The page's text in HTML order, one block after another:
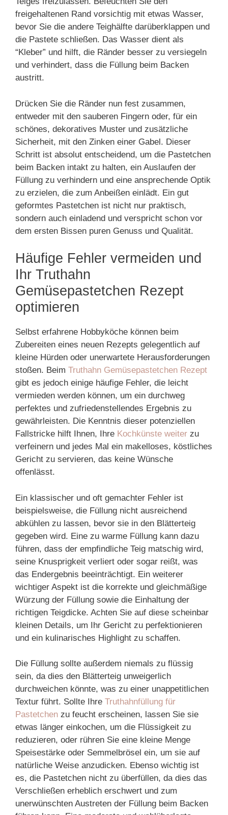
freigehaltenen Rand vorsichtig mit etwas Wasser,
bevor Sie die andere Teighälfte darüberklappen und
die Pastete schließen. Das Wasser dient als
“Kleber” und hilft, die Ränder besser zu versiegeln
und verhindert, dass die Füllung beim Backen
austritt.
Drücken Sie die Ränder nun fest zusammen,
entweder mit den sauberen Fingern oder, für ein
schönes, dekoratives Muster und zusätzliche
Sicherheit, mit den Zinken einer Gabel. Dieser
Schritt ist absolut entscheidend, um die Pastetchen
beim Backen intakt zu halten, ein Auslaufen der
Füllung zu verhindern und eine ansprechende Optik
zu erzielen, die zum Anbeißen einlädt. Ein gut
geformtes Pastetchen ist nicht nur praktisch,
sondern auch einladend und verspricht schon vor
dem ersten Bissen puren Genuss und Qualität.
Häufige Fehler vermeiden und
Ihr Truthahn
Gemüsepastetchen Rezept
optimieren
Selbst erfahrene Hobbyköche können beim
Zubereiten eines neuen Rezepts gelegentlich auf
kleine Hürden oder unerwartete Herausforderungen
stoßen. Beim Truthahn Gemüsepastetchen Rezept
gibt es jedoch einige häufige Fehler, die leicht
vermieden werden können, um ein durchweg
perfektes und zufriedenstellendes Ergebnis zu
gewährleisten. Die Kenntnis dieser potenziellen
Fallstricke hilft Ihnen, Ihre Kochkünste weiter zu
verfeinern und jedes Mal ein makelloses, köstliches
Gericht zu servieren, das keine Wünsche
offenlässt.
Ein klassischer und oft gemachter Fehler ist
beispielsweise, die Füllung nicht ausreichend
abkühlen zu lassen, bevor sie in den Blätterteig
gegeben wird. Eine zu warme Füllung kann dazu
führen, dass der empfindliche Teig matschig wird,
seine Knusprigkeit verliert oder sogar reißt, was
das Endergebnis beeinträchtigt. Ein weiterer
wichtiger Aspekt ist die korrekte und gleichmäßige
Würzung der Füllung sowie die Einhaltung der
richtigen Teigdicke. Achten Sie auf diese scheinbar
kleinen Details, um Ihr Gericht zu perfektionieren
und ein kulinarisches Highlight zu schaffen.
Die Füllung sollte außerdem niemals zu flüssig
sein, da dies den Blätterteig unweigerlich
durchweichen könnte, was zu einer unappetitlichen
Textur führt. Sollte Ihre Truthahnfüllung für
Pastetchen zu feucht erscheinen, lassen Sie sie
etwas länger einkochen, um die Flüssigkeit zu
reduzieren, oder rühren Sie eine kleine Menge
Speisestärke oder Semmelbrösel ein, um sie auf
natürliche Weise anzudicken. Ebenso wichtig ist
es, die Pastetchen nicht zu überfüllen, da dies das
Verschließen erheblich erschwert und zum
unerwünschten Austreten der Füllung beim Backen